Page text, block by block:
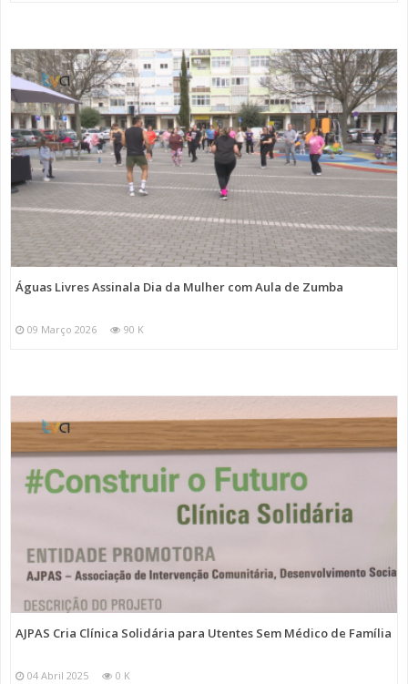
Águas Livres Assinala Dia da Mulher com Aula de Zumba
09 Março 2026 90 K
AJPAS Cria Clínica Solidária para Utentes Sem Médico de Família
04 Abril 2025 0 K